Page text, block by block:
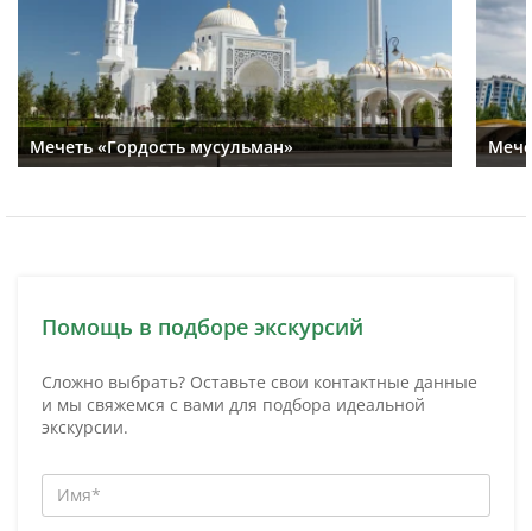
Мечеть «Гордость мусульман»
Помощь в подборе экскурсий
Сложно выбрать? Оставьте свои контактные данные
и мы свяжемся с вами для подбора идеальной
экскурсии.